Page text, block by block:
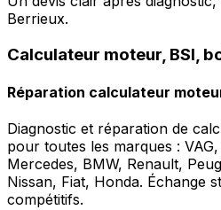
Berrieux.
Calculateur moteur, BSI,
Réparation calculateur
Diagnostic et réparation de
pour toutes les marques :
Mercedes, BMW, Renault,
Nissan, Fiat, Honda. Échange
compétitifs.